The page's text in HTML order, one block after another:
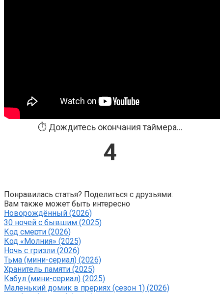
⏱️ Дождитесь окончания таймера...
3
Понравилась статья? Поделиться с друзьями:
Вам также может быть интересно
Новорождённый (2026)
30 ночей с бывшим (2025)
Код смерти (2026)
Код «Молния» (2025)
Ночь с гризли (2026)
Тьма (мини-сериал) (2026)
Хранитель памяти (2025)
Кабул (мини-сериал) (2025)
Маленький домик в прериях (сезон 1) (2026)